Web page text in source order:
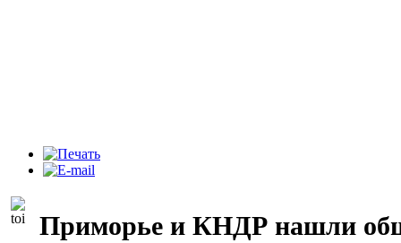
Приморье и КНДР нашли